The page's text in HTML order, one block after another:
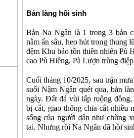
Bản làng hồi sinh
Bản Na Ngân là 1 trong 3 bản
nằm ẩn sâu, heo hút trong thung
đệm Khu bảo tồn thiên nhiên Pù
cao Pù Hiêng, Pà Lượn trùng
Cuối tháng 10/2025, sau trận
suối Nậm Ngân quét qua, bản
ngày. Đất đá vùi lấp ruộng
bị cắt, giao thông chia cắt nhiều
sống của người dân như chùng
tai. Nhưng rồi Na Ngân đã hồi